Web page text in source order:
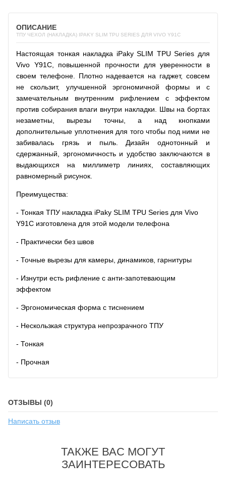
ОПИСАНИЕ
ТПУ ЧЕХОЛ (НАКЛАДКА) IPAKY SLIM TPU SERIES ДЛЯ VIVO Y91C
Настоящая тонкая накладка iPaky SLIM TPU Series для
Vivo Y91C, повышенной прочности для уверенности в
своем телефоне. Плотно надевается на гаджет, совсем
не скользит, улучшенной эргономичной формы и с
замечательным внутренним рифлением с эффектом
против собирания влаги внутри накладки. Швы на бортах
незаметны, вырезы точны, а над кнопками
дополнительные уплотнения для того чтобы под ними не
забивалась грязь и пыль. Дизайн однотонный и
сдержанный, эргономичность и удобство заключаются в
выдающихся на миллиметр линиях, составляющих
равномерный рисунок.
Преимущества:
- Тонкая ТПУ накладка iPaky SLIM TPU Series для Vivo
Y91C изготовлена для этой модели телефона
- Практически без швов
- Точные вырезы для камеры, динамиков, гарнитуры
- Изнутри есть рифление с анти-запотевающим
эффектом
- Эргономическая форма с тиснением
- Нескользкая структура непрозрачного ТПУ
- Тонкая
- Прочная
ОТЗЫВЫ (0)
Написать отзыв
ТАКЖЕ ВАС МОГУТ
ЗАИНТЕРЕСОВАТЬ